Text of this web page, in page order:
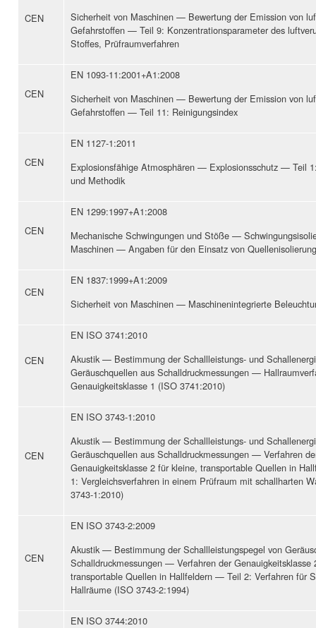
CEN
Sicherheit von Maschinen — Bewertung der Emission von
Gefahrstoffen — Teil 9: Konzentrationsparameter des
Stoffes, Prüfraumverfahren
CEN
EN 1093-11:2001+A1:2008
Sicherheit von Maschinen — Bewertung der Emission von
Gefahrstoffen — Teil 11: Reinigungsindex
CEN
EN 1127-1:2011
Explosionsfähige Atmosphären — Explosionsschutz — Teil
und Methodik
CEN
EN 1299:1997+A1:2008
Mechanische Schwingungen und Stöße —
Maschinen — Angaben für den Einsatz von
CEN
EN 1837:1999+A1:2009
Sicherheit von Maschinen — Maschinenintegrierte
CEN
EN ISO 3741:2010
Akustik — Bestimmung der Schallleistungs- und
Geräuschquellen aus Schalldruckmessungen —
Genauigkeitsklasse 1 (ISO 3741:2010)
CEN
EN ISO 3743-1:2010
Akustik — Bestimmung der Schallleistungs- und
Geräuschquellen aus Schalldruckmessungen — Verfahren
Genauigkeitsklasse 2 für kleine, transportable Quellen in
1: Vergleichsverfahren in einem Prüfraum mit schallharten
3743-1:2010)
CEN
EN ISO 3743-2:2009
Akustik — Bestimmung der Schallleistungspegel von
Schalldruckmessungen — Verfahren der Genauigkeitsklasse
transportable Quellen in Hallfeldern — Teil 2: Verfahren für
Hallräume (ISO 3743-2:1994)
EN ISO 3744:2010